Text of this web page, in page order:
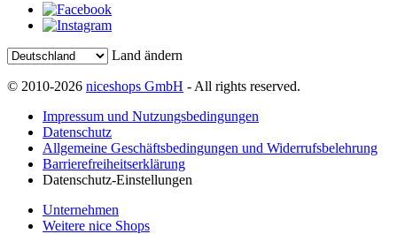
Land ändern
© 2010-2026 niceshops GmbH - All rights reserved.
Impressum und Nutzungsbedingungen
Datenschutz
Allgemeine Geschäftsbedingungen und Widerrufsbelehrung
Barrierefreiheitserklärung
Datenschutz-Einstellungen
Unternehmen
Weitere nice Shops